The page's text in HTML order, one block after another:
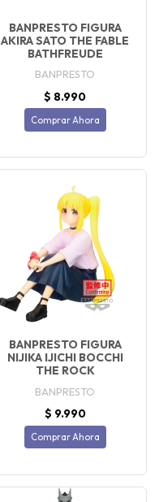
BANPRESTO FIGURA
AKIRA SATO THE FABLE
BATHFREUDE
BANPRESTO
$ 8.990
Comprar Ahora
BANPRESTO FIGURA
NIJIKA IJICHI BOCCHI
THE ROCK
BANPRESTO
$ 9.990
Comprar Ahora